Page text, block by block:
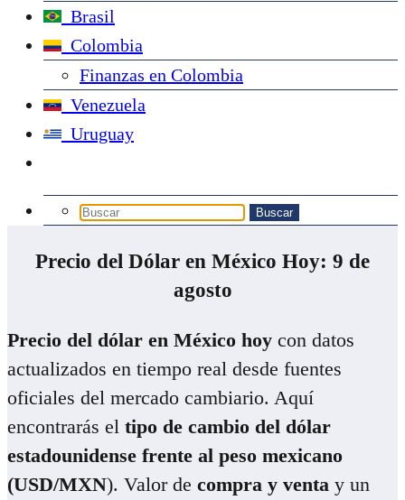
Brasil
Colombia
Finanzas en Colombia
Venezuela
Uruguay
Precio del Dólar en México Hoy: 9 de
agosto
Precio del dólar en México hoy con datos
actualizados en tiempo real desde fuentes
oficiales del mercado cambiario. Aquí
encontrarás el tipo de cambio del dólar
estadounidense frente al peso mexicano
(USD/MXN). Valor de compra y venta y un